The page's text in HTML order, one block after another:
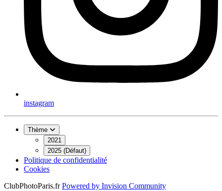
instagram
Thème
2021
2025 (Défaut)
Politique de confidentialité
Cookies
ClubPhotoParis.fr Powered by Invision Community